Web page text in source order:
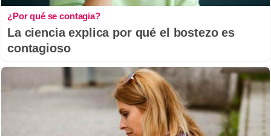
¿Por qué se contagia?
La ciencia explica por qué el bostezo es
contagioso